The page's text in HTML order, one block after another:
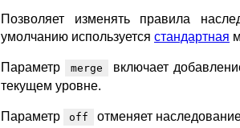
Позволяет изменять правила
умолчанию используется стандартная
Параметр merge
включает
текущем уровне.
Параметр off отменяет